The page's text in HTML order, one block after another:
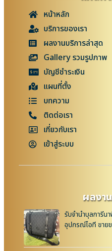
หน้าหลัก
บริการของเรา
ผลงานบริการล่าสุด
Gallery รวมรูปภาพ
บัญชีชำระเงิน
แผนที่ตั้ง
บทความ
ติดต่อเรา
เกี่ยวกับเรา
เข้าสู่ระบบ
ผลงา
รับจำนำบุลการีน
อุปกรณ์ไอที ขาย